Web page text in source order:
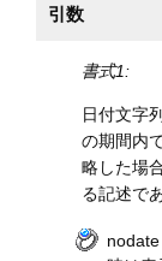
引数
書式1:
日付文字
の期間内
略した場
る記述で